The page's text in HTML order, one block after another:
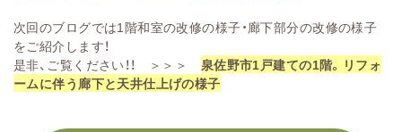
次回のブログでは1階和室の改修の様子・廊下部分の改修の様子
をご紹介します！
是非、ご覧ください！！ ＞＞＞ 泉佐野市1戸建ての1階。リフォ
ームに伴う廊下と天井仕上げの様子